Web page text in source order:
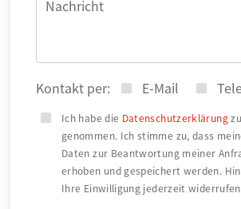
Nachricht
Kontakt per: E-Mail
Ich habe die Datenschutzerklärung
genommen. Ich stimme zu, dass
Daten zur Beantwortung meiner
erhoben und gespeichert werden.
Ihre Einwilligung jederzeit